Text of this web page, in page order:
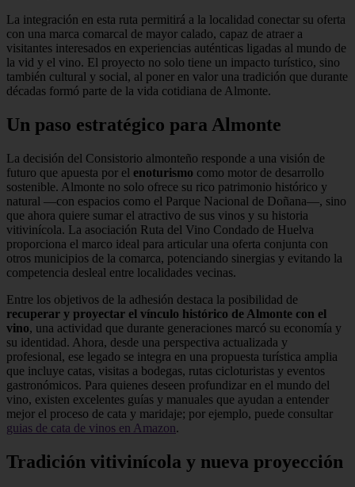
La integración en esta ruta permitirá a la localidad conectar su oferta
con una marca comarcal de mayor calado, capaz de atraer a
visitantes interesados en experiencias auténticas ligadas al mundo de
la vid y el vino. El proyecto no solo tiene un impacto turístico, sino
también cultural y social, al poner en valor una tradición que durante
décadas formó parte de la vida cotidiana de Almonte.
Un paso estratégico para Almonte
La decisión del Consistorio almonteño responde a una visión de
futuro que apuesta por el enoturismo como motor de desarrollo
sostenible. Almonte no solo ofrece su rico patrimonio histórico y
natural —con espacios como el Parque Nacional de Doñana—, sino
que ahora quiere sumar el atractivo de sus vinos y su historia
vitivinícola. La asociación Ruta del Vino Condado de Huelva
proporciona el marco ideal para articular una oferta conjunta con
otros municipios de la comarca, potenciando sinergias y evitando la
competencia desleal entre localidades vecinas.
Entre los objetivos de la adhesión destaca la posibilidad de
recuperar y proyectar el vínculo histórico de Almonte con el
vino, una actividad que durante generaciones marcó su economía y
su identidad. Ahora, desde una perspectiva actualizada y
profesional, ese legado se integra en una propuesta turística amplia
que incluye catas, visitas a bodegas, rutas cicloturistas y eventos
gastronómicos. Para quienes deseen profundizar en el mundo del
vino, existen excelentes guías y manuales que ayudan a entender
mejor el proceso de cata y maridaje; por ejemplo, puede consultar
guias de cata de vinos en Amazon.
Tradición vitivinícola y nueva proyección